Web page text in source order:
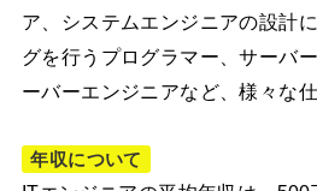
ア、システムエンジニアの設計
グを行うプログラマー、サーバ
ーバーエンジニアなど、様々な
年収について